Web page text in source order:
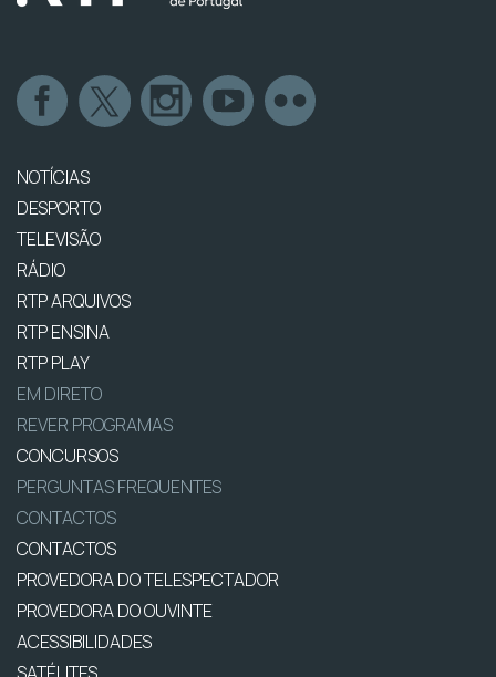
NOTÍCIAS
DESPORTO
TELEVISÃO
RÁDIO
RTP ARQUIVOS
RTP ENSINA
RTP PLAY
EM DIRETO
REVER PROGRAMAS
CONCURSOS
PERGUNTAS FREQUENTES
CONTACTOS
CONTACTOS
PROVEDORA DO TELESPECTADOR
PROVEDORA DO OUVINTE
ACESSIBILIDADES